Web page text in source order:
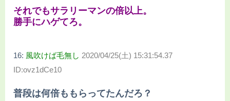
それでもサラリーマンの倍以上。
勝手にハゲてろ。
16: 風吹けば毛無し 2020/04/25(土) 15:31:54.37
ID:ovz1dCe10
普段は何倍ももらってたんだろ？